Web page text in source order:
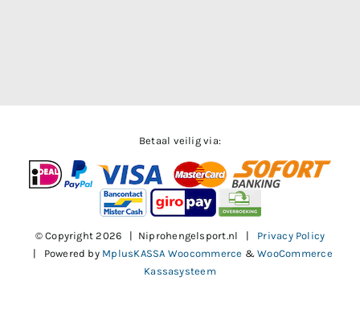
Betaal veilig via:
© Copyright2026 | Niprohengelsport.nl | Privacy Policy
| Powered by MplusKASSA Woocommerce &WooCommerce
Kassasysteem